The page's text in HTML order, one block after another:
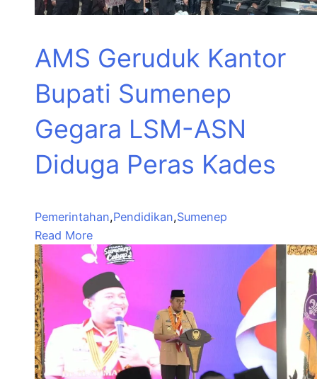
AMS Geruduk Kantor
Bupati Sumenep
Gegara LSM-ASN
Diduga Peras Kades
Pemerintahan,Pendidikan,Sumenep
Read More